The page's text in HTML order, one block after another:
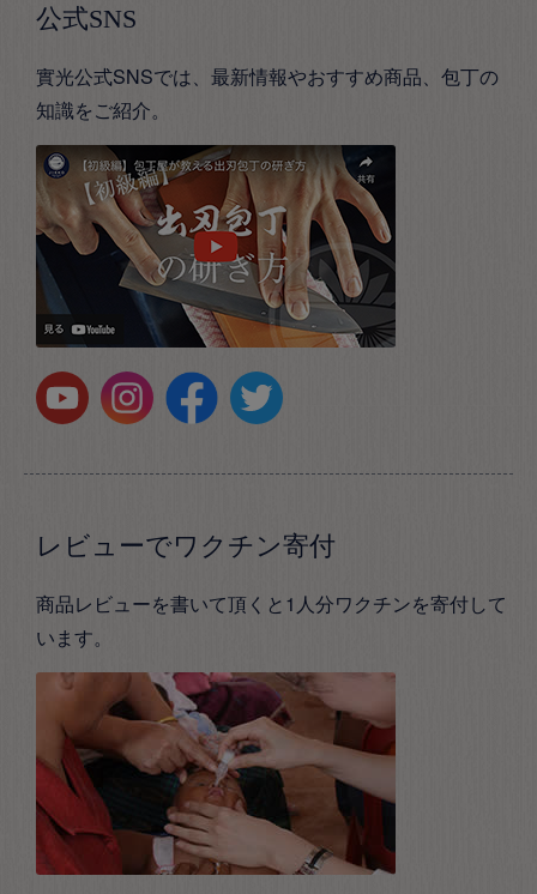
公式SNS
實光公式SNSでは、最新情報やおすすめ商品、包丁の
知識をご紹介。
レビューでワクチン寄付
商品レビューを書いて頂くと1人分ワクチンを寄付して
います。